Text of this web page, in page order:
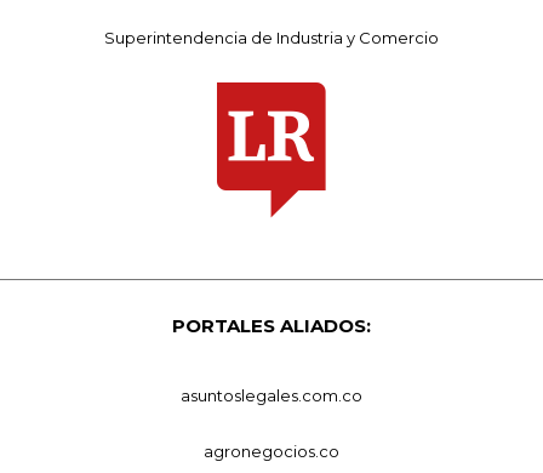
Superintendencia de Industria y Comercio
PORTALES ALIADOS:
asuntoslegales.com.co
agronegocios.co